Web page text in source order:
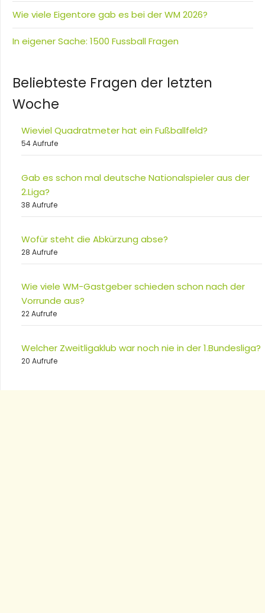
Wie viele Eigentore gab es bei der WM 2026?
In eigener Sache: 1500 Fussball Fragen
Beliebteste Fragen der letzten
Woche
Wieviel Quadratmeter hat ein Fußballfeld?
54 Aufrufe
Gab es schon mal deutsche Nationalspieler aus der
2.Liga?
38 Aufrufe
Wofür steht die Abkürzung abse?
28 Aufrufe
Wie viele WM-Gastgeber schieden schon nach der
Vorrunde aus?
22 Aufrufe
Welcher Zweitligaklub war noch nie in der 1.Bundesliga?
20 Aufrufe